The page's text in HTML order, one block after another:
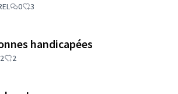
0 3
handicapées
2 2